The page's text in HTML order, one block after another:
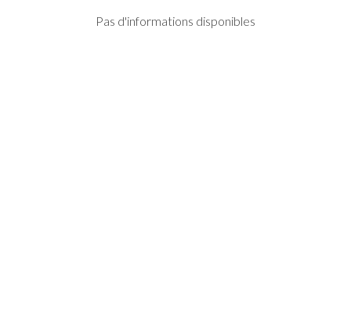
Pas d'informations disponibles